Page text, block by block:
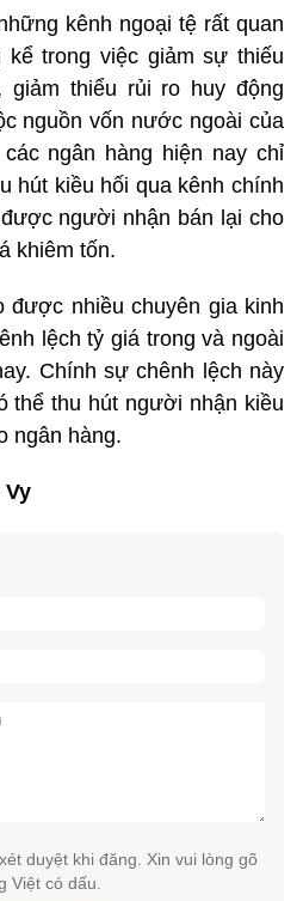
kênh ngoại tệ rất quan
kể trong việc giảm sự thiếu
giảm thiểu rủi ro huy động
nguồn vốn nước ngoài của
ngân hàng hiện nay chỉ
hút kiều hối qua kênh chính
người nhận bán lại cho
khiêm tốn.
được nhiều chuyên gia kinh
lệch tỷ giá trong và ngoài
Chính sự chênh lệch này
thể thu hút người nhận kiều
ngân hàng.
Vy
duyệt khi đăng. Xin vui lòng gõ
Việt có dấu.